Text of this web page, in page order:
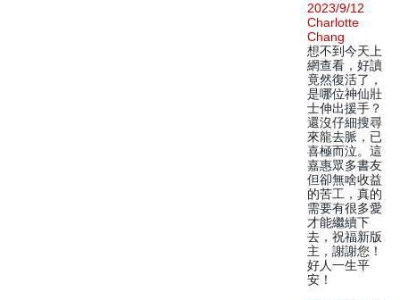
2023/9/12
Charlotte
Chang
想不到今天上
網查看，好讀
竟然復活了，
是哪位神仙壯
士伸出援手？
還沒仔細搜尋
來龍去脈，已
喜極而泣。這
嘉惠眾多書友
但卻無啥收益
的苦工，真的
需要有很多愛
才能繼續下
去，祝福新版
主，謝謝您！
好人一生平
安！